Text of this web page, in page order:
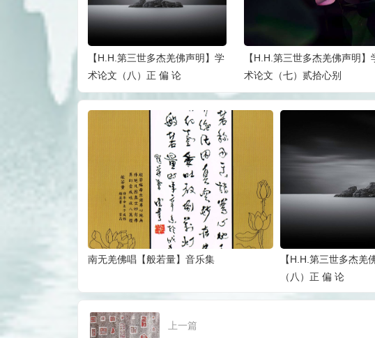
【H.H.第三世多杰羌佛声明】学
术论文（七）贰拾心别
【H.H.第三世多杰羌佛声明】
术论文（六）因果实相
南无羌佛唱【般若量】音乐集
【H.H.第三世多杰羌
（八）正 偏 论
上一篇